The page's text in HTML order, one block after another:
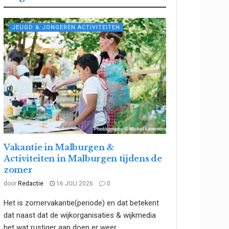
JEUGD & JONGEREN ACTIVITEITEN
Vakantie in Malburgen &
Activiteiten in Malburgen tijdens de
zomer
door Redactie 16 JULI 2026 0
Het is zomervakantie(periode) en dat betekent
dat naast dat de wijkorganisaties & wijkmedia